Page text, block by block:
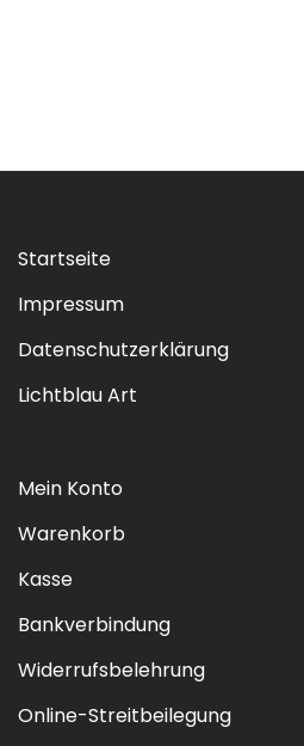
Startseite
Impressum
Datenschutzerklärung
Lichtblau Art
Mein Konto
Warenkorb
Kasse
Bankverbindung
Widerrufsbelehrung
Online-Streitbeilegung